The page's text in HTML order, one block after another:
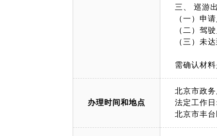
三、 巡游
（一）申
（二）驾
（三）未
需确认材
办理时间和地点
北京市政
法定工作
北京市丰